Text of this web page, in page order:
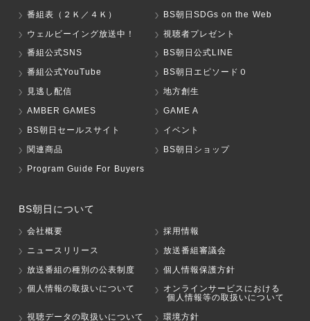
番組表（２Ｋ／４Ｋ）
BS朝日SDGs on the Web
ウェルビーイング放送中！
視聴者プレゼント
番組公式SNS
BS朝日公式LINE
番組公式YouTube
BS朝日エピソード０
見逃し配信
地方創生
AMBER GAMES
GAME A
BS朝日セールスサイト
イベント
関連商品
BS朝日ショップ
Program Guide For Buyers
BS朝日について
会社概要
採用情報
ニュースリリース
放送番組審議会
放送番組の種別の公表制度
個人情報保護方針
個人情報の取扱いについて
オンラインサービスにおける
個人情報等の取扱いについて
視聴データの取扱いについて
環境方針